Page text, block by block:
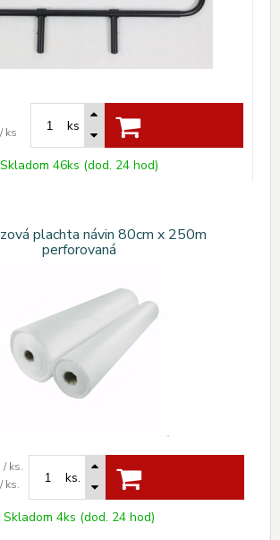
ks ks
Skladom 46ks (dod. 24 hod)
plachta návin 80cm x 250m
perforovaná
/ ks.
ks. ks.
Skladom 4ks (dod. 24 hod)